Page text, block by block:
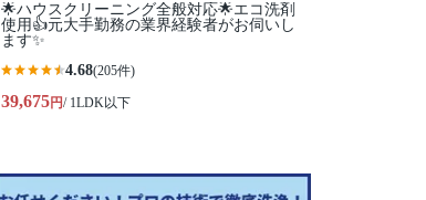
🌟ハウスクリーニング全般対応🌟エコ洗剤
使用👍元大手勤務の業界経験者がお伺いし
ます✨
4.68(205件)
39,675円/ 1LDK以下